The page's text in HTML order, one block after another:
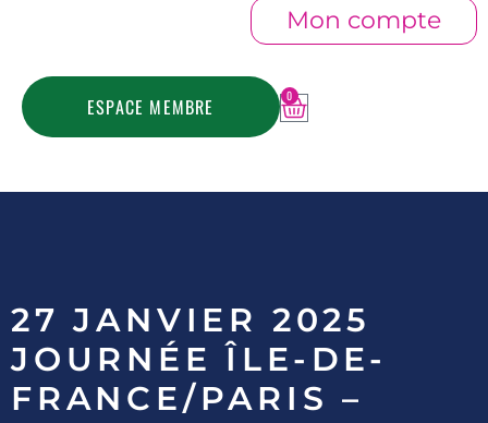
Mon compte
ESPACE MEMBRE 0
27 JANVIER 2025
JOURNÉE ÎLE-DE-
FRANCE/PARIS –